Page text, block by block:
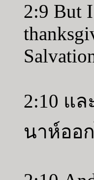
2:9 But
2:10 แ
นาห์ออ